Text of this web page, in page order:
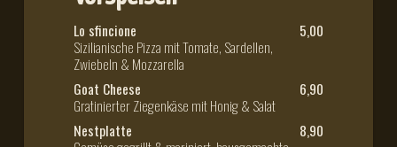
Lo sfincione
Sizilianische Pizza mit Tomate, Sardellen,
Zwiebeln & Mozzarella
5,00
Goat Cheese
Gratinierter Ziegenkäse mit Honig & Salat
6,90
Nestplatte
8,90